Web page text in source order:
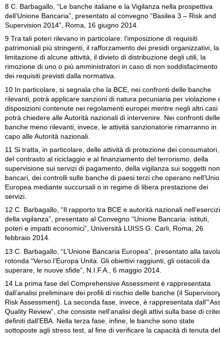
8 C. Barbagallo, “Le banche italiane e la Vigilanza nella prospettiva
dell’Unione Bancaria”, presentato al convegno “Basilea 3 – Risk and
Supervision 2014”, Roma, 16 giugno 2014.
9 Tra tali poteri rilevano in particolare: l’imposizione di requisiti
patrimoniali più stringenti, il rafforzamento dei presidi organizzativi, la
limitazione di alcune attività, il divieto di distribuzione degli utili, la
rimozione di uno o più amministratori in caso di non soddisfacimento
dei requisiti previsti dalla normativa.
10 In particolare, si segnala che la BCE, nei confronti delle banche
rilevanti, potrà applicare sanzioni di natura pecuniaria per violazione
disposizioni contenute nei regolamenti europei mentre negli altri casi
potrà chiedere alle Autorità nazionali di intervenire. Nei confronti delle
banche meno rilevanti, invece, le attività sanzionatorie rimarranno in
capo alle Autorità nazionali.
11 Si tratta, in particolare, delle attività di protezione dei consumatori,
del contrasto al riciclaggio e al finanziamento del terrorismo, della
supervisione sui servizi di pagamento, della vigilanza sui soggetti non
bancari, dei controlli sulle banche di paesi terzi che operano
Europea mediante succursali o in regime di libera prestazione dei
servizi.
12 C. Barbagallo, “Il rapporto tra BCE e autorità nazionali
della vigilanza”, presentato al Convegno “Unione Bancaria: istituti,
poteri e impatti economici”, Università LUISS G. Carli, Roma, 26
febbraio 2014.
13 C. Barbagallo, “L’Unione Bancaria Europea”, presentato alla
rotonda “Verso l’Europa Unita. Gli obiettivi raggiunti, gli ostacoli da
superare, le nuove sfide”, N.I.F.A., 6 maggio 2014.
14 La prima fase del Comprehensive Assessment è rappresentata
dall’analisi preliminare dei profili di rischio delle banche (il
Risk Assessment). La seconda fase, invece, è rappresentata
Quality Review”, che consiste nell’analisi degli attivi sulla base di
definiti dall’EBA. Nella terza fase, infine, le banche sono state
sottoposte agli stress test, al fine di verificare la capacità di tenuta